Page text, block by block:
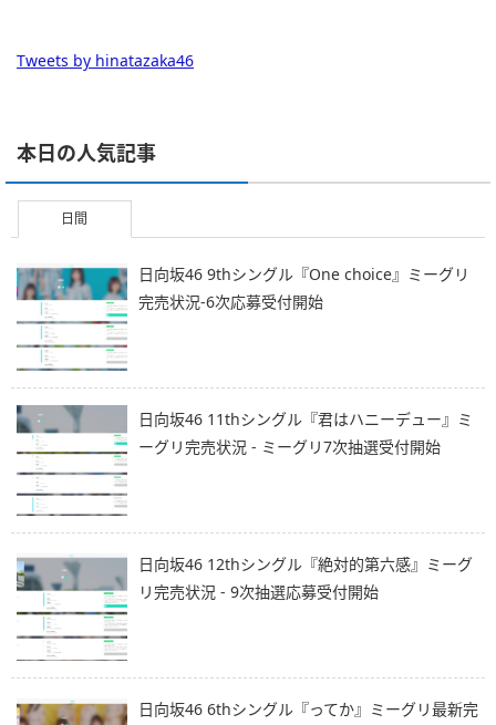
Tweets by hinatazaka46
本日の人気記事
日間
日向坂46 9thシングル『One choice』ミーグリ
完売状況-6次応募受付開始
日向坂46 11thシングル『君はハニーデュー』ミ
ーグリ完売状況 - ミーグリ7次抽選受付開始
日向坂46 12thシングル『絶対的第六感』ミーグ
リ完売状況 - 9次抽選応募受付開始
日向坂46 6thシングル『ってか』ミーグリ最新完